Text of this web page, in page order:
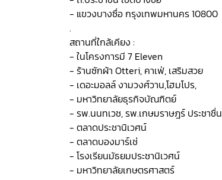
- แขวงบางซื่อ กรุงเทพมหานคร 10800
.
สถานที่ใกล้เคียง :
- ในโครงการมี 7 Eleven
- ร้านซักผ้า Otteri, คาเฟ่, เสริมสวย
- เดอะมอลล์ งามวงศ์วาน,โฮมโปร,
- มหาวิทยาลัยธุรกิจบัณฑิตย์
- รพ.นนทเวช, รพ.เกษมราษฎร์ ประชาชื่น
- ตลาดประชานิเวศน์
- ตลาดบองมาร์เช่
- โรงเรียนมัธยมประชานิเวศน์
- มหาวิทยาลัยเกษตรศาสตร์